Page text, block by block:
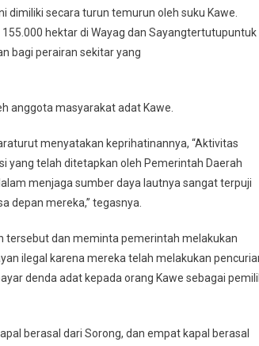
dimiliki secara turun temurun oleh suku Kawe.
hektar di Wayag dan Sayangtertutupuntuk
bagi perairan sekitar yang
anggota masyarakat adat Kawe.
menyatakan keprihatinannya, “Aktivitas
yang telah ditetapkan oleh Pemerintah Daerah
menjaga sumber daya lautnya sangat terpuji
depan mereka,” tegasnya.
tersebut dan meminta pemerintah melakukan
ilegal karena mereka telah melakukan
denda adat kepada orang Kawe sebagai
berasal dari Sorong, dan empat kapal berasal